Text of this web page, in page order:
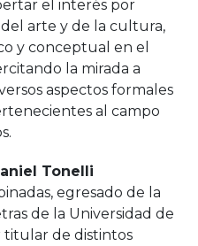
el interés por
arte y de la cultura,
y conceptual en el
la mirada a
aspectos formales
al campo
Tonelli
egresado de la
de la Universidad de
titular de distintos